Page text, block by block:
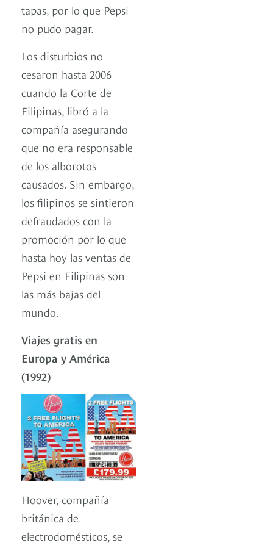
tapas, por lo que Pepsi
no pudo pagar.
Los disturbios no
cesaron hasta 2006
cuando la Corte de
Filipinas, libró a la
compañía asegurando
que no era responsable
de los alborotos
causados. Sin embargo,
los filipinos se sintieron
defraudados con la
promoción por lo que
hasta hoy las ventas de
Pepsi en Filipinas son
las más bajas del
mundo.
Viajes gratis en
Europa y América
(1992)
Hoover, compañía
británica de
electrodomésticos, se